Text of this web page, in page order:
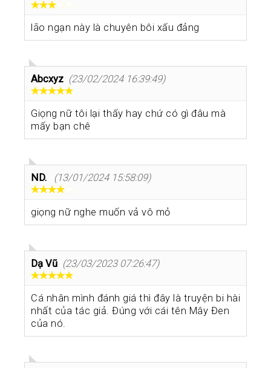
lão ngạn này là chuyên bôi xấu đảng
Abcxyz (23/02/2024 16:39:49)
Giọng nữ tôi lại thấy hay chứ có gì đâu mà
mấy bạn chê
ND. (13/01/2024 15:58:09)
giọng nữ nghe muốn vả vô mỏ
Dạ Vũ (23/03/2023 07:26:47)
Cá nhân mình đánh giá thì đây là truyện bi hài
nhất của tác giả. Đúng với cái tên Mây Đen
của nó.